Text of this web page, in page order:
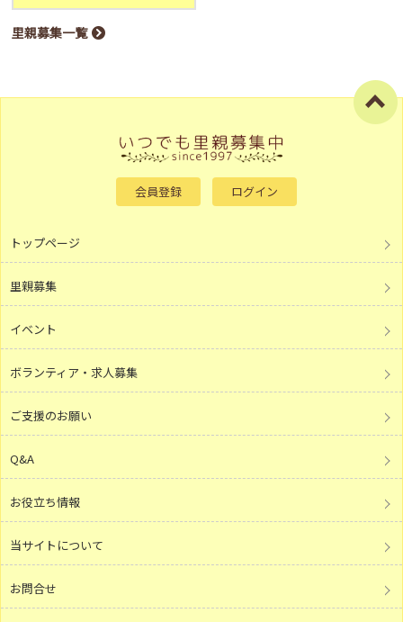
里親募集一覧
会員登録 ログイン
トップページ
里親募集
イベント
ボランティア・求人募集
ご支援のお願い
Q&A
お役立ち情報
当サイトについて
お問合せ